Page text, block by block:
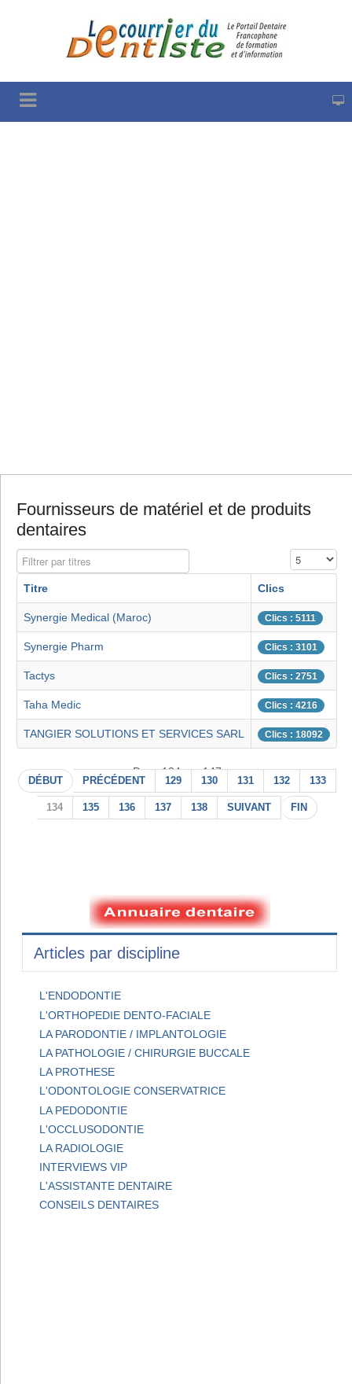
Fournisseurs de matériel et de produits
dentaires
Filtrer par titres Affichage #
Titre Clics
Synergie Medical (Maroc) Clics : 5111
Synergie Pharm Clics : 3101
Tactys Clics : 2751
Taha Medic Clics : 4216
TANGIER SOLUTIONS ET SERVICES SARL Clics : 18092
Page 134 sur 147
DÉBUT PRÉCÉDENT 129 130 131 132 133
134 135 136 137 138 SUIVANT FIN
Articles par discipline
L'ENDODONTIE
L'ORTHOPEDIE DENTO-FACIALE
LA PARODONTIE / IMPLANTOLOGIE
LA PATHOLOGIE / CHIRURGIE BUCCALE
LA PROTHESE
L'ODONTOLOGIE CONSERVATRICE
LA PEDODONTIE
L'OCCLUSODONTIE
LA RADIOLOGIE
INTERVIEWS VIP
L'ASSISTANTE DENTAIRE
CONSEILS DENTAIRES